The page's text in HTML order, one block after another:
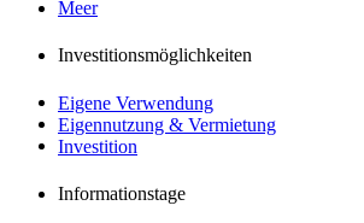
Meer
Investitionsmöglichkeiten
Eigene Verwendung
Eigennutzung & Vermietung
Investition
Informationstage